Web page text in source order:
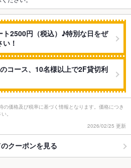
ト2500円（税込）♪特別な日をぜ
！
コース、10名様以上で2F貸切利
価格及び税率に基づく情報となります。価格につき
。
2026/02/25 更新
クーポンを見る